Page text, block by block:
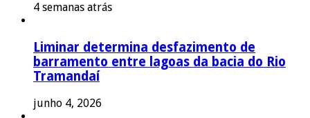
4 semanas atrás
Liminar determina desfazimento de
barramento entre lagoas da bacia do Rio
Tramandaí
junho 4, 2026